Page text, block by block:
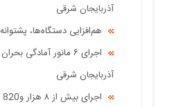
آذربایجان شرقی
هم‌افزایی دستگاه‌ها،
اجرای ۶ مانور آمادگی
آذربایجان شرقی